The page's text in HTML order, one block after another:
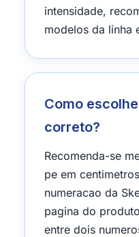
intensidade,
modelos da linha
Como
correto?
Recomenda-se
pe em
numeracao da
pagina do
entre dois